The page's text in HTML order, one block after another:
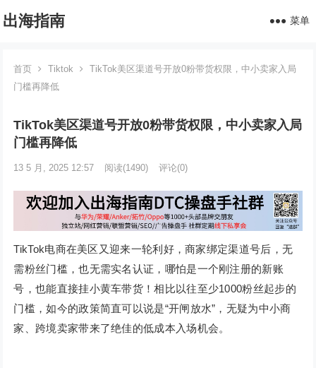
出海指南 菜单
首页 Tiktok
TikTok美区渠道号开放0粉带货权限，中小卖家入局
门槛再降低
TikTok美区渠道号开放0粉带货权限，中小卖家入局
门槛再降低
13 5 月, 2025 12:57 阅读(1490) 评论(0)
TikTok电商在美区又迎来一轮利好，商家绑定渠道号后，无
需粉丝门槛，也无需实名认证，哪怕是一个刚注册的新账
号，也能直接挂小黄车带货！相比以往至少1000粉丝起步的
门槛，如今的政策简直可以说是“开闸放水”，无疑为中小商
家、跨境卖家带来了绝佳的低成本入场机会。